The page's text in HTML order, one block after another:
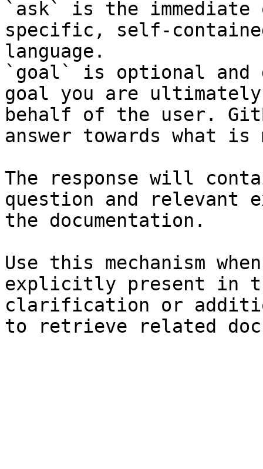
`ask` is the
specific, self-
language.
`goal` is optional and
goal you are
behalf of the user.
answer towards what
The response will
question and relevant
the documentation.
Use this mechanism
explicitly present in
clarification or